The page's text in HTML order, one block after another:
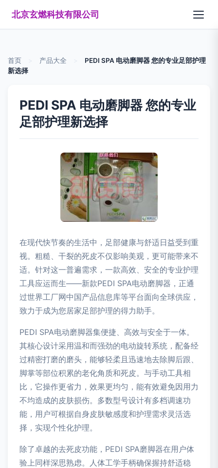
北京玄燃科技有限公司
首页 产品大全
PEDI SPA 电动磨脚器 您的专业足部护理
新选择
PEDI SPA 电动磨脚器 您的专业
足部护理新选择
在现代快节奏的生活中，足部健康与舒适日益受到重
视。粗糙、干裂的死皮不仅影响美观，更可能带来不
适。针对这一普遍需求，一款高效、安全的专业护理
工具应运而生——新款PEDI SPA电动磨脚器，正通
过世界工厂网中国产品信息库等平台面向全球供应，
致力于成为您居家足部护理的得力助手。
PEDI SPA电动磨脚器集便捷、高效与安全于一体。
其核心设计采用温和而强劲的电动旋转系统，配备经
过精密打磨的磨头，能够轻柔且迅速地去除脚后跟、
脚掌等部位积累的老化角质和死皮。与手动工具相
比，它操作更省力，效果更均匀，能有效避免因用力
不均造成的皮肤损伤。多数型号设计有多档调速功
能，用户可根据自身皮肤敏感度和护理需求灵活选
择，实现个性化护理。
除了卓越的去死皮功能，PEDI SPA磨脚器在用户体
验上同样深思熟虑。人体工学手柄确保握持舒适稳